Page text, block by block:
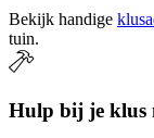
Bekijk handige
tuin.
Hulp bij je klus